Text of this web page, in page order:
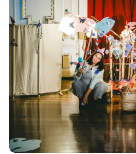
A reserva só é válida após
Circo enviada por correio
Os seus dados pessoais
com base no seu
Ao submeter os seus dados,
definidos na Política de